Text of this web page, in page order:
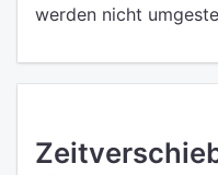
werden nicht